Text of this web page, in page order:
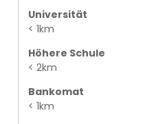
Universität
< 1km
Höhere Schule
< 2km
Bankomat
< 1km